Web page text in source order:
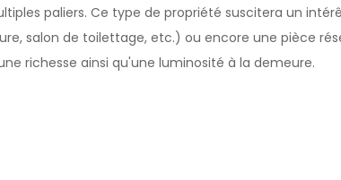
paliers. Ce type de propriété suscitera un
salon de toilettage, etc.) ou encore une pièce
richesse ainsi qu'une luminosité à la demeure.